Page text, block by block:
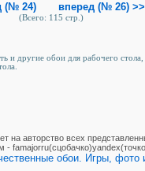
(№ 24) вперед (№ 26) >>
(Всего: 115 стр.)
и другие обои для рабочего
на авторство всех
-
обои. Игры, фото